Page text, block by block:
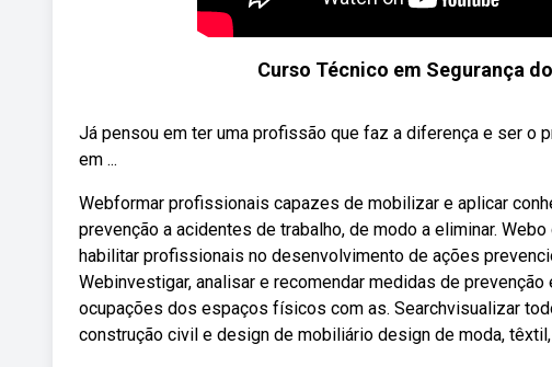
Curso Técnico em Segurança
Já pensou em ter uma profissão que faz a diferença e ser o
em ...
Webformar profissionais capazes de mobilizar e aplicar
prevenção a acidentes de trabalho, de modo a eliminar.
habilitar profissionais no desenvolvimento de ações
Webinvestigar, analisar e recomendar medidas de
ocupações dos espaços físicos com as. Searchvisualizar
construção civil e design de mobiliário design de moda,